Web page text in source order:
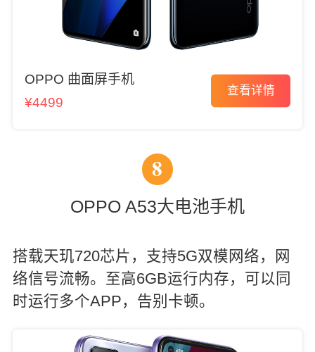
OPPO 曲面屏手机
¥4499
查看详情
8
OPPO A53大电池手机
搭载天玑720芯片，支持5G双模网络，网
络信号流畅。至高6GB运行内存，可以同
时运行多个APP，告别卡顿。